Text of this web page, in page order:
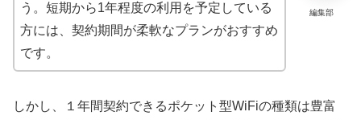
編集部
う。短期から1年程度の利用を予定している
方には、契約期間が柔軟なプランがおすすめ
です。
しかし、１年間契約できるポケット型WiFiの種類は豊富